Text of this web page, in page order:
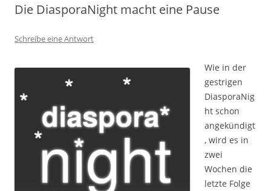
Die DiasporaNight macht eine Pause
Schreibe eine Antwort
Wie in der
gestrigen
DiasporaNig
ht schon
angekündigt
, wird es in
zwei
Wochen die
letzte Folge